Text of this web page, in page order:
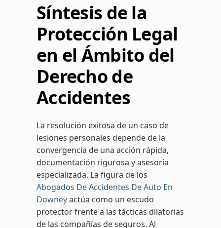
Síntesis de la
Protección Legal
en el Ámbito del
Derecho de
Accidentes
La resolución exitosa de un caso de
lesiones personales depende de la
convergencia de una acción rápida,
documentación rigurosa y asesoría
especializada. La figura de los
Abogados De Accidentes De Auto En
Downeyactúa como un escudo
protector frente a las tácticas dilatorias
de las compañías de seguros. Al